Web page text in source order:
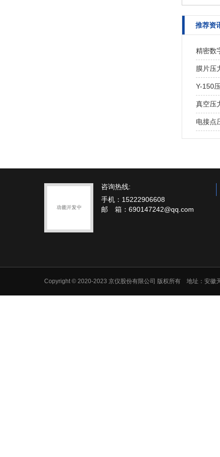
推荐资
精密数
膜片压
Y-150
真空压
电接点
咨询热线:
手机：15222906608
邮 箱：690147242@qq.com
Copyright © 2020-2023 京仪股份有限公司 版权所有 地址：安